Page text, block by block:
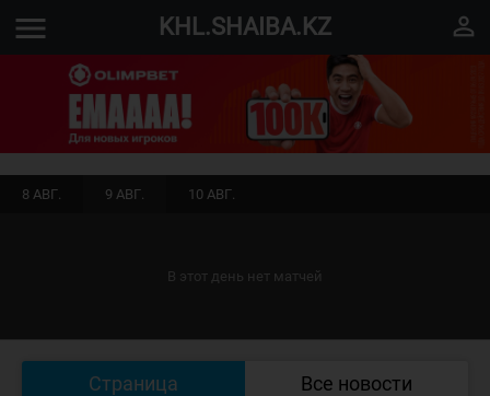
menu KHL.SHAIBA.KZ perm_identity
8 АВГ. 9 АВГ. 10 АВГ.
В этот день нет матчей
Страница Все новости